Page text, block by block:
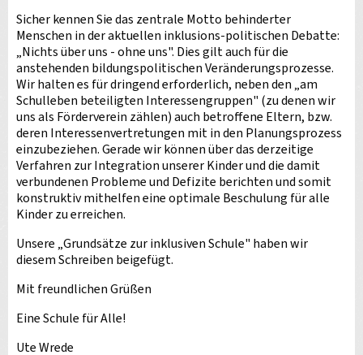
Sicher kennen Sie das zentrale Motto behinderter
Menschen in der aktuellen inklusions-politischen Debatte:
„Nichts über uns - ohne uns". Dies gilt auch für die
anstehenden bildungspolitischen Veränderungsprozesse.
Wir halten es für dringend erforderlich, neben den „am
Schulleben beteiligten Interessengruppen" (zu denen wir
uns als Förderverein zählen) auch betroffene Eltern, bzw.
deren Interessenvertretungen mit in den Planungsprozess
einzubeziehen. Gerade wir können über das derzeitige
Verfahren zur Integration unserer Kinder und die damit
verbundenen Probleme und Defizite berichten und somit
konstruktiv mithelfen eine optimale Beschulung für alle
Kinder zu erreichen.
Unsere „Grundsätze zur inklusiven Schule" haben wir
diesem Schreiben beigefügt.
Mit freundlichen Grüßen
Eine Schule für Alle!
Ute Wrede